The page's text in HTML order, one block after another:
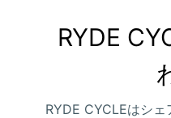
RYDE
RYDE CYCLEはシ